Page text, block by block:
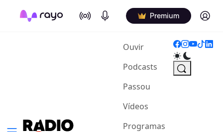
On Air Podcasts Premium Log in
Ouvir(current)
Podcasts
Passou
Vídeos
Programas